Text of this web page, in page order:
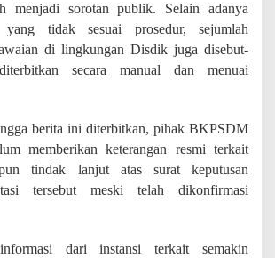
menjadi sorotan publik. Selain adanya
yang tidak sesuai prosedur, sejumlah
di lingkungan Disdik juga disebut-
secara manual dan menuai
berita ini diterbitkan, pihak BKPSDM
memberikan keterangan resmi terkait
tindak lanjut atas surat keputusan
tersebut meski telah dikonfirmasi
dari instansi terkait semakin